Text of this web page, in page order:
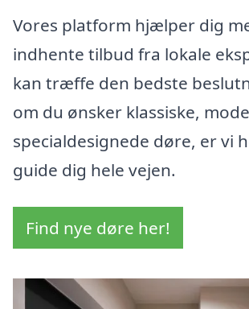
Vores platform hjælper dig
indhente tilbud fra lokale
kan træffe den bedste
om du ønsker klassiske,
specialdesignede døre, er vi
guide dig hele vejen.
Find nye døre her!